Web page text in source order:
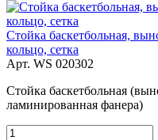
Стойка баскетбольная,
кольцо, сетка
Арт. WS 020302
Стойка баскетбольная
ламинированная фанера)